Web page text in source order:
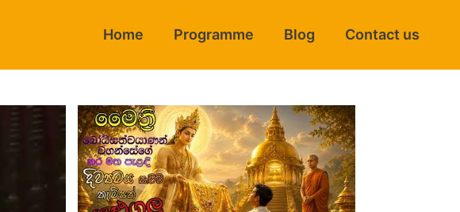
Home Programme Blog Contact us